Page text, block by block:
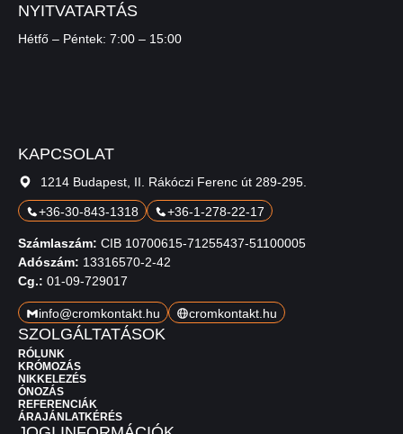
NYITVATARTÁS
Hétfő – Péntek: 7:00 – 15:00
KAPCSOLAT
1214 Budapest, II. Rákóczi Ferenc út 289-295.
+36-30-843-1318 +36-1-278-22-17
Számlaszám: CIB 10700615-71255437-51100005
Adószám: 13316570-2-42
Cg.: 01-09-729017
info@cromkontakt.hu cromkontakt.hu
SZOLGÁLTATÁSOK
RÓLUNK
KRÓMOZÁS
NIKKELEZÉS
ÓNOZÁS
REFERENCIÁK
ÁRAJÁNLATKÉRÉS